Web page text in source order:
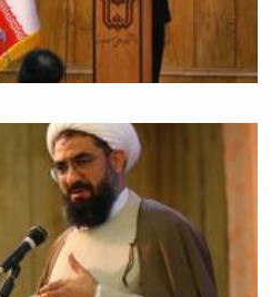
همایش‌ها
انتشارات
دانشگاه
نشر
مجلات
معاونت
پژوهش
و
فناوری